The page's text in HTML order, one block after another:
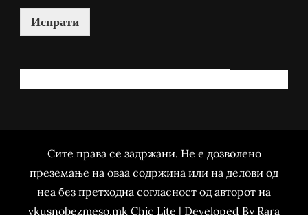
Испрати
Сите права се задржани. Не е дозволено
преземање на оваа содржина или на делови од
неа без претходна согласност од авторот на
vkusnobezmeso.mk Chic Lite | Developed By Rara